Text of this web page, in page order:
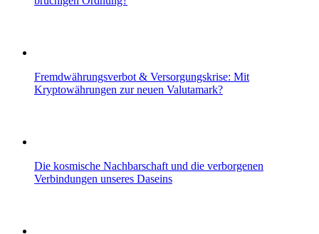
Fremdwährungsverbot & Versorgungskrise: Mit
Kryptowährungen zur neuen Valutamark?
Die kosmische Nachbarschaft und die verborgenen
Verbindungen unseres Daseins